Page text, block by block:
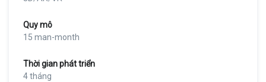
Quy mô
15 man-month
Thời gian phát triển
4 tháng